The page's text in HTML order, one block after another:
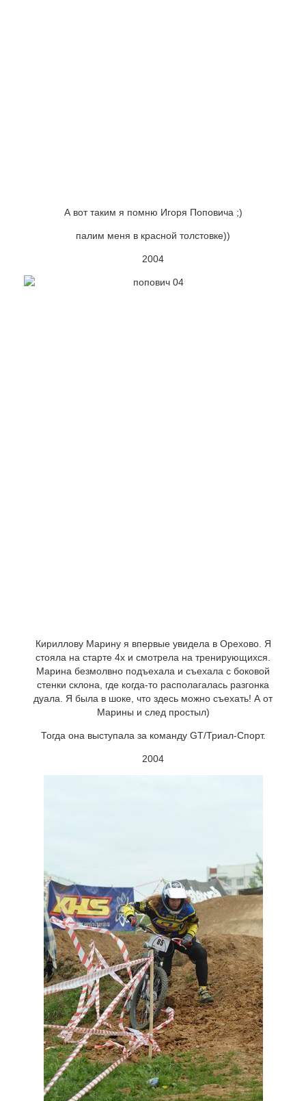
А вот таким я помню Игоря Поповича ;)
палим меня в красной толстовке))
2004
Кириллову Марину я впервые увидела в Орехово. Я
стояла на старте 4х и смотрела на тренирующихся.
Марина безмолвно подъехала и съехала с боковой
стенки склона, где когда-то располагалась разгонка
дуала. Я была в шоке, что здесь можно съехать! А от
Марины и след простыл)
Тогда она выступала за команду GT/Триал-Спорт.
2004